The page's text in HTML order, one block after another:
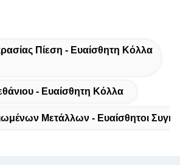
Πίεση - Ευαίσθητη Κόλλα
- Ευαίσθητη Κόλλα
Μετάλλων - Ευαίσθητοι